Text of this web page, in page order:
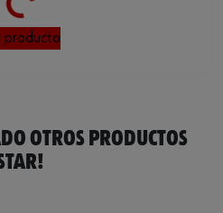
producto
OTROS PRODUCTOS